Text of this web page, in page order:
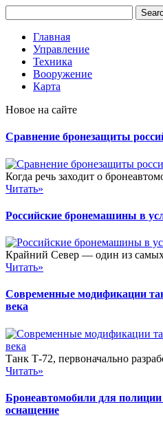
Главная
Управление
Техника
Вооружение
Карта
Новое на сайте
Сравнение бронезащиты
Когда речь заходит о
Читать»
Российские бронемашины в
Крайний Север — один из
Читать»
Современные модификации
века
Танк Т-72, первоначально
Читать»
Бронеавтомобили для полиции
оснащение